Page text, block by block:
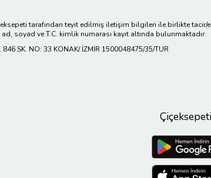
tarafından teyit edilmiş iletişim bilgileri ile birlikte
soyad ve T.C. kimlik numarası kayıt altında bulunmaktadır.
SK. NO: 33 KONAK/ İZMİR 1500048475/35/TUR